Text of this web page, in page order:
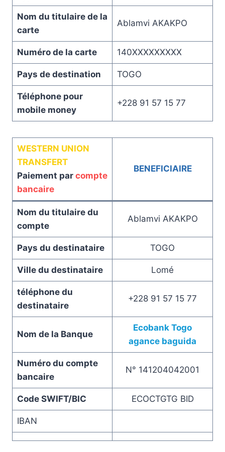
Nom du titulaire de la
carte
Ablamvi AKAKPO
Numéro de la carte 140XXXXXXXXX
Pays de destination TOGO
Téléphone pour
mobile money
+228 91 57 15 77
WESTERN UNION
TRANSFERT
Paiement par compte
bancaire
BENEFICIAIRE
Nom du titulaire du
compte
Ablamvi AKAKPO
Pays du destinataire TOGO
Ville du destinataire Lomé
téléphone du
destinataire
+228 91 57 15 77
Nom de la Banque
Ecobank Togo
agance baguida
Numéro du compte
bancaire
N° 141204042001
Code SWIFT/BIC ECOCTGTG BID
IBAN